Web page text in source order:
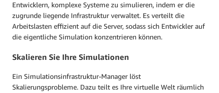
Entwicklern, komplexe Systeme zu simulieren, indem er die
zugrunde liegende Infrastruktur verwaltet. Es verteilt die
Arbeitslasten effizient auf die Server, sodass sich Entwickler auf
die eigentliche Simulation konzentrieren können.
Skalieren Sie Ihre Simulationen
Ein Simulationsinfrastruktur-Manager löst
Skalierungsprobleme. Dazu teilt es Ihre virtuelle Welt räumlich